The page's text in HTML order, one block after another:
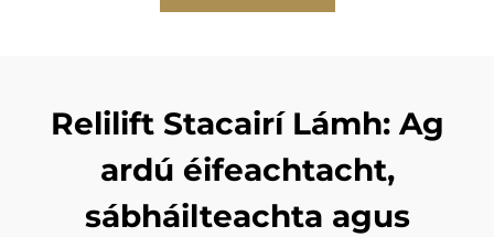
Relilift Stacairí Lámh: Ag
ardú éifeachtacht,
sábháilteachta agus